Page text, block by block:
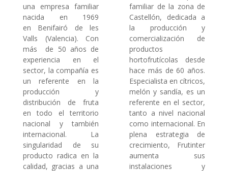
una empresa familiar
nacida en 1969
en Benifairó de les
Valls (Valencia). Con
más de 50 años de
experiencia en el
sector, la compañía es
un referente en la
producción y
distribución de fruta
en todo el territorio
nacional y también
internacional. La
singularidad de su
producto radica en la
calidad, gracias a una
familiar de la zona de
Castellón, dedicada a
la producción y
comercialización de
productos
hortofrutícolas desde
hace más de 60 años.
Especialista en cítricos,
melón y sandía, es un
referente en el sector,
tanto a nivel nacional
como internacional. En
plena estrategia de
crecimiento, Frutinter
aumenta sus
instalaciones y